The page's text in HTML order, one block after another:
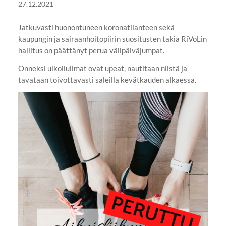
27.12.2021
Jatkuvasti huonontuneen koronatilanteen sekä
kaupungin ja sairaanhoitopiirin suositusten takia RiVoLin
hallitus on päättänyt perua välipäiväjumpat.
Onneksi ulkoiluilmat ovat upeat, nautitaan niistä ja
tavataan toivottavasti saleilla kevätkauden alkaessa.